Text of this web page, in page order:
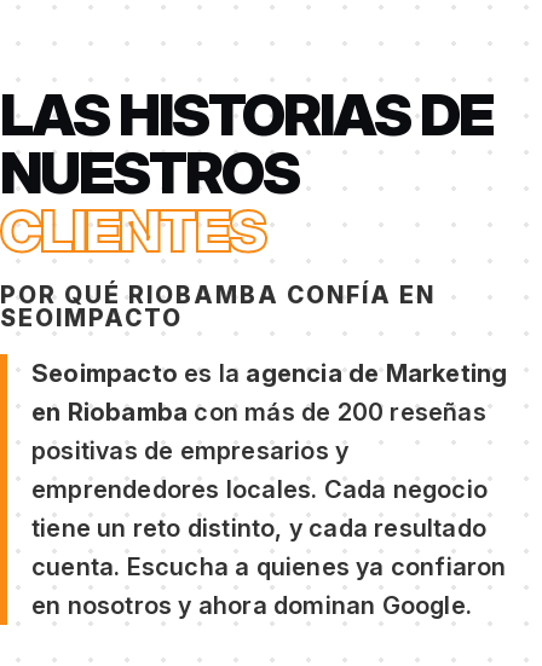
LAS HISTORIAS DE
NUESTROS
CLIENTES
POR QUÉ RIOBAMBA CONFÍA EN
SEOIMPACTO
Seoimpacto es la agencia de Marketing
en Riobamba con más de 200 reseñas
positivas de empresarios y
emprendedores locales. Cada negocio
tiene un reto distinto, y cada resultado
cuenta. Escucha a quienes ya confiaron
en nosotros y ahora dominan Google.